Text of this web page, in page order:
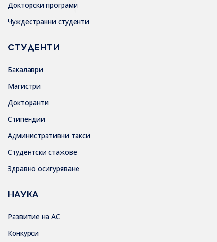
Докторски програми
Чуждестранни студенти
СТУДЕНТИ
Бакалаври
Магистри
Докторанти
Стипендии
Административни такси
Студентски стажове
Здравно осигуряване
НАУКА
Развитие на АС
Конкурси